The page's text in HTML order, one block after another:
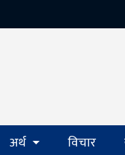
अर्थ विचार